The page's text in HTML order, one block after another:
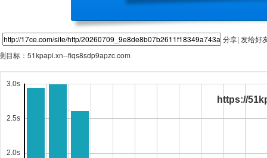
分享| 发给好
目标： 51kpapi.xn--fiqs8sdp9apzc.com